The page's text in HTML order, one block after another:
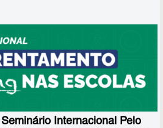
da SaferNet, que pode ser
Fundamental, foi destaque na
segunda (14), em Maceió, e
nesta terça-feira (15) na edição
Internacional Pelo